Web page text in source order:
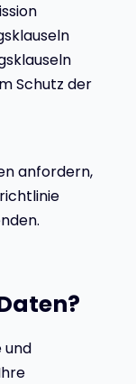
Schutz der
anfordern,
und